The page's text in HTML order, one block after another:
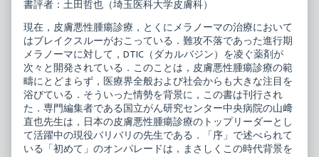
17
皮
膚
の
悪
性
腫
瘍
published
科
臨
床
ア
セ
ッ
ト
17
皮
膚
の
悪
性
腫
書評者：土田哲也（埼玉医科大学皮膚科）
現在，皮膚悪性腫瘍診療，とくにメラノーマの治療において
はブレイクスルーがおこっている．難攻不落であった進行期
メラノーマに対して，DTIC（ダカルバジン）を凌ぐ薬剤が
次々と開発されている．このことは，皮膚悪性腫瘍診療の範
疇にとどまらず，医療界全般および社会からも大きな注目を
浴びている．そういった情勢を背景に，この書は刊行され
た．専門編集者である国立がん研究センター中央病院の山﨑
直也先生は，日本の皮膚悪性腫瘍診療のトップリーダーとし
て活躍中の現役バリバリの先生である．「序」で述べられて
いる「初めて」のオンパレードは，まさしくこの時代背景を